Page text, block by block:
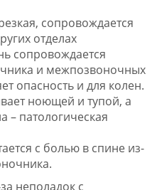
сопровождается
отделах
сопровождается
и межпозвоночных
опасность и для колен.
ноющей и тупой, а
– патологическая
с болью в спине из-